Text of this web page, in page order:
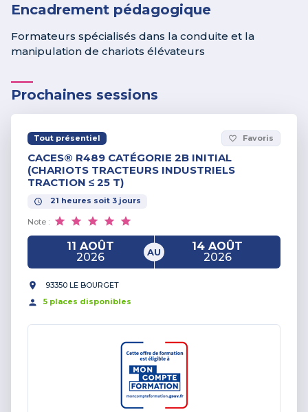
Encadrement pédagogique
Formateurs spécialisés dans la conduite et la
manipulation de chariots élévateurs
Prochaines sessions
Tout présentiel favorite_border Favoris
CACES® R489 CATÉGORIE 2B INITIAL
(CHARIOTS TRACTEURS INDUSTRIELS
TRACTION ≤ 25 T)
21 heures soit 3 jours
Note :
11 AOÛT
2026
AU
14 AOÛT
2026
93350 LE BOURGET
5 places disponibles